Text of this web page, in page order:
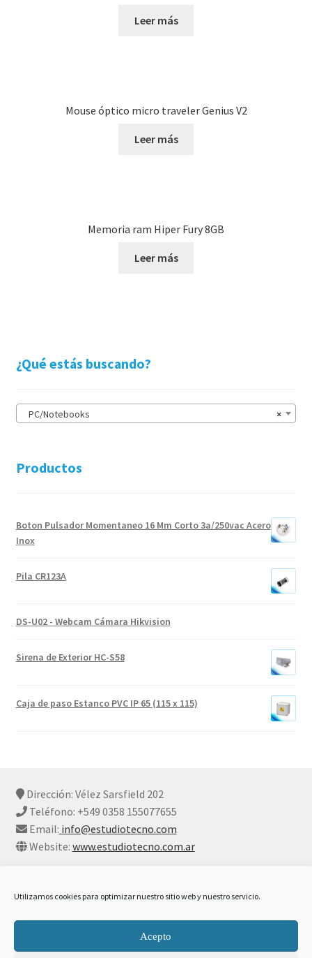
Utilizamos cookies para optimizar nuestro sitio web y nuestro servicio.
Acepto
Leer más
Mouse óptico micro traveler Genius V2
Leer más
Memoria ram Hiper Fury 8GB
Leer más
¿Qué estás buscando?
×
PC/Notebooks
Productos
Boton Pulsador Momentaneo 16 Mm Corto 3a/250vac Acero
Inox
Pila CR123A
DS-U02 - Webcam Cámara Hikvision
Sirena de Exterior HC-S58
Caja de paso Estanco PVC IP 65 (115 x 115)
Dirección: Vélez Sarsfield 202
Teléfono: +549 0358 155077655
Email: info@estudiotecno.com
Website: www.estudiotecno.com.ar
Declaración De Privacidad Y Cookies
Construido con